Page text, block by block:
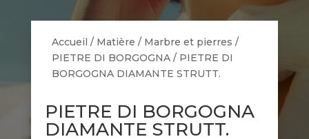
Accueil / Matière / Marbre et pierres /
PIETRE DI BORGOGNA/ PIETRE DI
BORGOGNA DIAMANTE STRUTT.
PIETRE DI BORGOGNA
DIAMANTE STRUTT.